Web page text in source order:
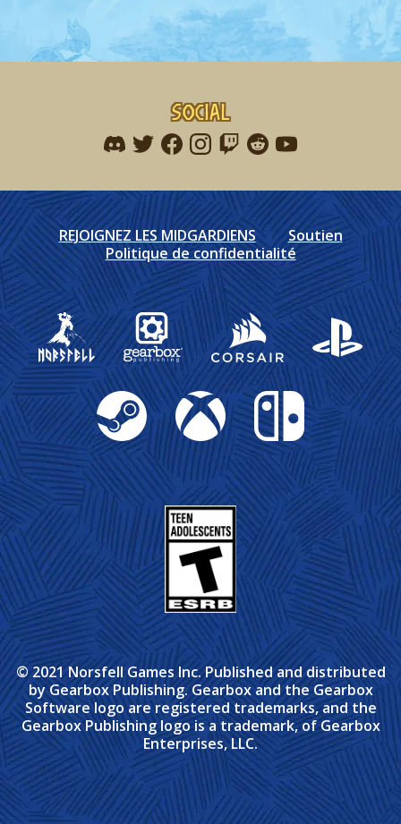
Social
Find me on discord
Find me on twitter
Find me on facebook
Find me on instagram
Find me on twitch
Find me on reddit
Find me on
REJOIGNEZ LES MIDGARDIENS
Soutien
Politique de confidentialité
Gearbox Publishing
Corsair PlayStation
Steam Xbox Nintendo Switch
© 2021 Norsfell Games Inc. Published and distributed
by Gearbox Publishing. Gearbox and the Gearbox
Software logo are registered trademarks, and the
Gearbox Publishing logo is a trademark, of Gearbox
Enterprises, LLC.